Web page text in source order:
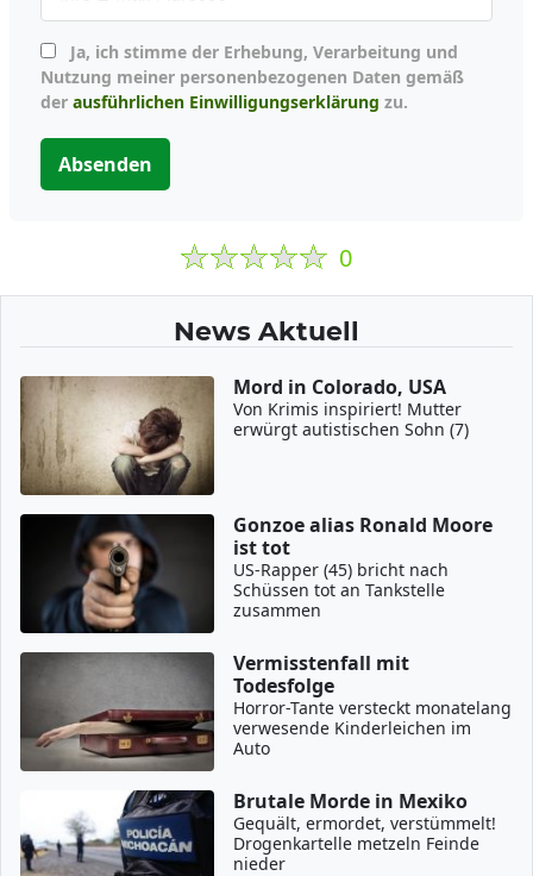
Nutzung meiner personenbezogenen Daten gemäß
der ausführlichen Einwilligungserklärung zu.
Absenden
0
News Aktuell
Mord in Colorado, USA
Von Krimis inspiriert! Mutter
erwürgt autistischen Sohn (7)
Gonzoe alias Ronald Moore
ist tot
US-Rapper (45) bricht nach
Schüssen tot an Tankstelle
zusammen
Vermisstenfall mit
Todesfolge
Horror-Tante versteckt monatelang
verwesende Kinderleichen im
Auto
Brutale Morde in Mexiko
Gequält, ermordet, verstümmelt!
Drogenkartelle metzeln Feinde
nieder